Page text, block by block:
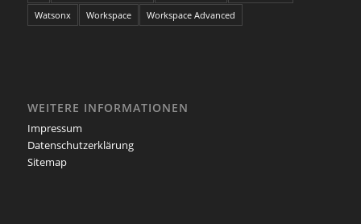
Watsonx
Workspace Workspace Advanced
WEITERE INFORMATIONEN
Impressum
Datenschutzerklärung
Sitemap